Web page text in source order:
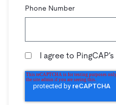
Phone Number
I agree to PingCAP's